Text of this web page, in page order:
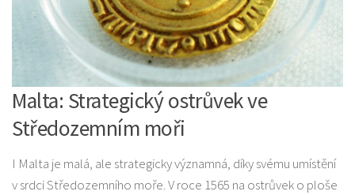
Malta: Strategický ostrůvek ve
Středozemním moři
I Malta je malá, ale strategicky významná, díky svému umístění
v srdci Středozemního moře. V roce 1565 na ostrůvek o ploše